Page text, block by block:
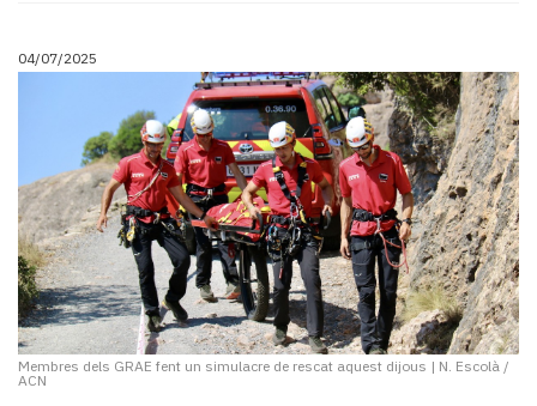
04/07/2025
Membres dels GRAE fent un simulacre de rescat aquest dijous | N. Escolà /
ACN